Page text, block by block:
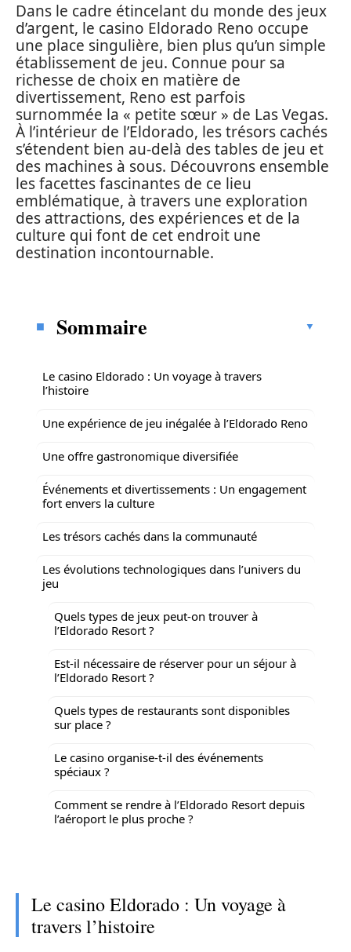
Dans le cadre étincelant du monde des jeux
d’argent, le casino Eldorado Reno occupe
une place singulière, bien plus qu’un simple
établissement de jeu. Connue pour sa
richesse de choix en matière de
divertissement, Reno est parfois
surnommée la « petite sœur » de Las Vegas.
À l’intérieur de l’Eldorado, les trésors cachés
s’étendent bien au-delà des tables de jeu et
des machines à sous. Découvrons ensemble
les facettes fascinantes de ce lieu
emblématique, à travers une exploration
des attractions, des expériences et de la
culture qui font de cet endroit une
destination incontournable.
Sommaire
Le casino Eldorado : Un voyage à travers
l’histoire
Une expérience de jeu inégalée à l’Eldorado Reno
Une offre gastronomique diversifiée
Événements et divertissements : Un engagement
fort envers la culture
Les trésors cachés dans la communauté
Les évolutions technologiques dans l’univers du
jeu
Quels types de jeux peut-on trouver à
l’Eldorado Resort ?
Est-il nécessaire de réserver pour un séjour à
l’Eldorado Resort ?
Quels types de restaurants sont disponibles
sur place ?
Le casino organise-t-il des événements
spéciaux ?
Comment se rendre à l’Eldorado Resort depuis
l’aéroport le plus proche ?
Le casino Eldorado : Un voyage à
travers l’histoire